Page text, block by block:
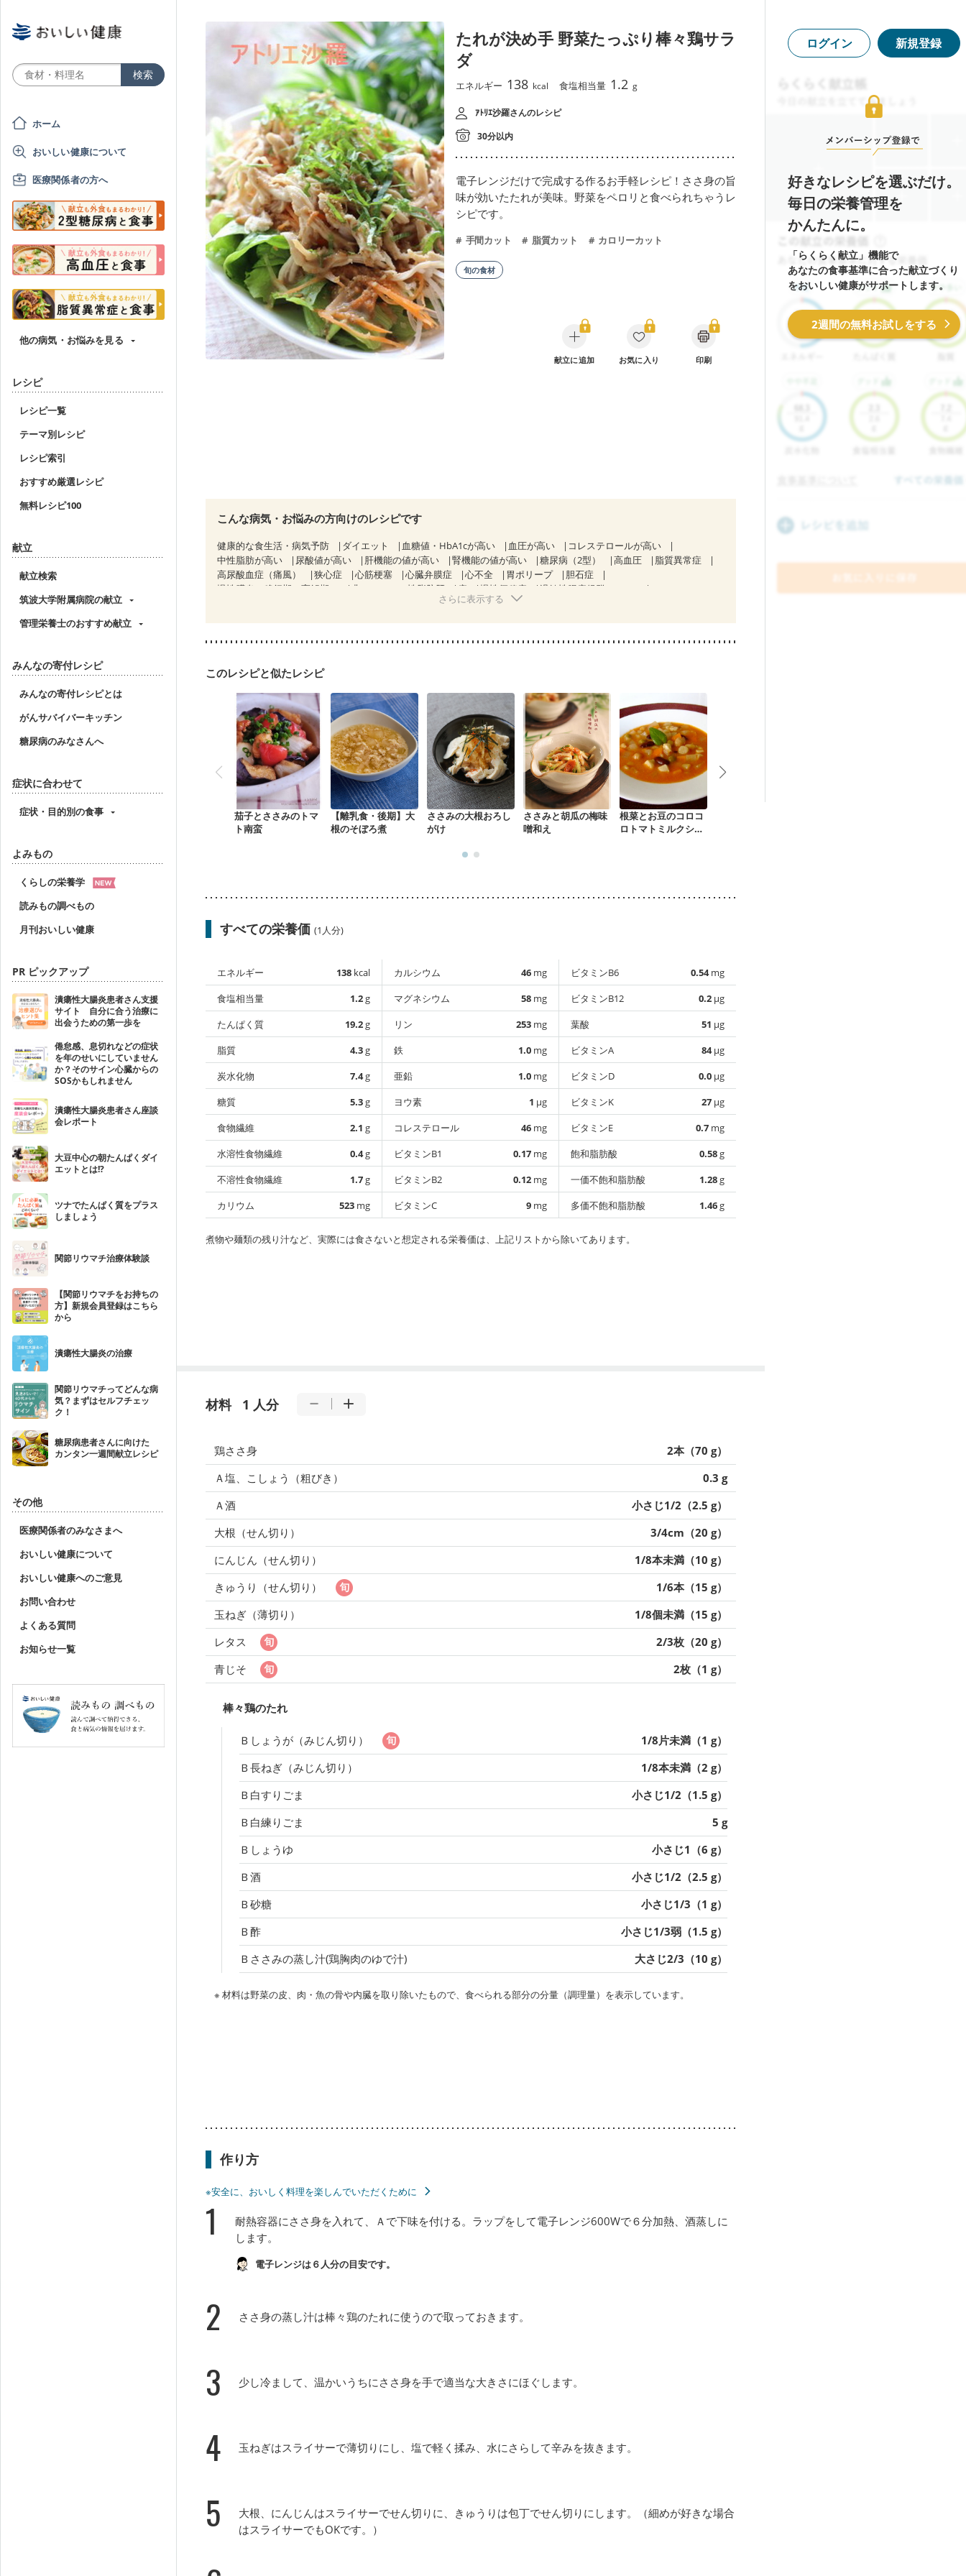
ホーム
おいしい健康について
医療関係者の方へ
他の病気・お悩みを見る
レシピ
レシピ一覧
テーマ別レシピ
レシピ索引
おすすめ厳選レシピ
無料レシピ100
献立
献立検索
筑波大学附属病院の献立
管理栄養士のおすすめ献立
みんなの寄付レシピ
みんなの寄付レシピとは
がんサバイバーキッチン
糖尿病のみなさんへ
症状に合わせて
症状・目的別の食事
よみもの
くらしの栄養学
読みもの調べもの
月刊おいしい健康
PR ピックアップ
潰瘍性大腸炎患者さん支援
サイト 自分に合う治療に
出会うための第一歩を
倦怠感、息切れなどの症状
を年のせいにしていません
か？そのサイン心臓からの
SOSかもしれません
潰瘍性大腸炎患者さん座談
会レポート
大豆中心の朝たんぱくダイ
エットとは!?
ツナでたんぱく質をプラス
しましょう
関節リウマチ治療体験談
【関節リウマチをお持ちの
方】新規会員登録はこちら
から
潰瘍性大腸炎の治療
関節リウマチってどんな病
気？まずはセルフチェッ
ク！
糖尿病患者さんに向けた
カンタン一週間献立レシピ
その他
医療関係者のみなさまへ
おいしい健康について
おいしい健康へのご意見
お問い合わせ
よくある質問
お知らせ一覧
たれが決め手 野菜たっぷり棒々鶏サラ
ダ
エネルギー 138 kcal 食塩相当量 1.2 g
ｱﾄﾘｴ沙羅さんのレシピ
30分以内
電子レンジだけで完成する作るお手軽レシピ！ささ身の旨
味が効いたたれが美味。野菜をペロリと食べられちゃうレ
シピです。
手間カット 脂質カット カロリーカット
旬の食材
献立に追加 お気に入り 印刷
こんな病気・お悩みの方向けのレシピです
健康的な食生活・病気予防 ダイエット 血糖値・HbA1cが高い 血圧が高い
コレステロールが高い
中性脂肪が高い
尿酸値が高い 肝機能の値が高い 腎機能の値が高い 糖尿病（2型） 高血圧
脂質異常症
高尿酸血症（痛風）
狭心症 心筋梗塞 心臓弁膜症 心不全 胃ポリープ
胆石症
慢性膵炎（移行期・寛解期）
非アルコール性脂肪肝 痔 慢性便秘症
過敏性腸症候群（IBS）
糖尿病性腎症（第２期）
妊婦健診・体重増加が気になる（初期）
妊婦健診・血圧が気になる（初期）
産後（ミルク）
骨折
さらに表示する
このレシピと似たレシピ
茄子とささみのトマ
ト南蛮
【離乳食・後期】大
根のそぼろ煮
ささみの大根おろし
がけ
ささみと胡瓜の梅味
噌和え
根菜とお豆のコロコ
ロトマトミルクシチ
すべての栄養価 (1人分)
エネルギー 138 kcal
食塩相当量
1.2g
たんぱく質
19.2g
脂質
4.3g
炭水化物
7.4g
糖質
5.3g
食物繊維
2.1 g
水溶性食物繊維
0.4g
不溶性食物繊維
1.7g
カリウム
523 mg
カルシウム 46 mg
マグネシウム
58 mg
リン
253 mg
鉄
1.0 mg
亜鉛
1.0 mg
ヨウ素
1 µg
コレステロール
46 mg
ビタミンB1
0.17 mg
ビタミンB2
0.12 mg
ビタミンC
9 mg
ビタミンB6 0.54mg
ビタミンB12
0.2 µg
葉酸
51 µg
ビタミンA
84µg
ビタミンD
0.0 µg
ビタミンK
27 µg
ビタミンE
0.7 mg
飽和脂肪酸
0.58g
一価不飽和脂肪酸
1.28g
多価不飽和脂肪酸
1.46g
煮物や麺類の残り汁など、実際には食さないと想定される栄養価は、上記リストから除いてあります。
材料 1 人分
鶏ささ身
2本（70 g）
Ａ塩、こしょう（粗びき）
0.3 g
Ａ酒
小さじ1/2（2.5 g）
大根（せん切り）
3/4cm（20 g）
にんじん（せん切り）
1/8本未満（10 g）
きゅうり（せん切り）
1/6本（15 g）
玉ねぎ（薄切り）
1/8個未満（15 g）
レタス
2/3枚（20 g）
青じそ
2枚（1 g）
棒々鶏のたれ
Ｂしょうが（みじん切り）
1/8片未満（1 g）
Ｂ長ねぎ（みじん切り）
1/8本未満（2 g）
Ｂ白すりごま
小さじ1/2（1.5 g）
Ｂ白練りごま
5 g
Ｂしょうゆ
小さじ1（6 g）
Ｂ酒
小さじ1/2（2.5 g）
Ｂ砂糖
小さじ1/3（1 g）
Ｂ酢
小さじ1/3弱（1.5 g）
Ｂささみの蒸し汁(鶏胸肉のゆで汁)
大さじ2/3（10 g）
※ 材料は野菜の皮、肉・魚の骨や内臓を取り除いたもので、食べられる部分の分量（調理量）を表示しています。
作り方
※安全に、おいしく料理を楽しんでいただくために
1
耐熱容器にささ身を入れて、Ａで下味を付ける。ラップをして電子レンジ600Wで６分加熱、酒蒸しに
します。
電子レンジは６人分の目安です。
2 ささ身の蒸し汁は棒々鶏のたれに使うので取っておきます。
3 少し冷まして、温かいうちにささ身を手で適当な大きさにほぐします。
4 玉ねぎはスライサーで薄切りにし、塩で軽く揉み、水にさらして辛みを抜きます。
5
大根、にんじんはスライサーでせん切りに、きゅうりは包丁でせん切りにします。（細めが好きな場合
はスライサーでもOKです。）
ログイン 新規登録
好きなレシピを選ぶだけ。
毎日の栄養管理を
かんたんに。
「らくらく献立」機能で
あなたの食事基準に合った献立づくり
をおいしい健康がサポートします。
2週間の無料お試しをする